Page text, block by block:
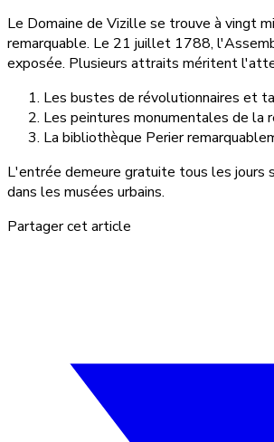
Le Domaine de Vizille se trouve à vingt
remarquable. Le 21 juillet 1788,
exposée. Plusieurs attraits méritent
Les bustes de révolutionnaires et
Les peintures monumentales de la
La bibliothèque Perier
L'entrée demeure gratuite tous les jours
dans les musées urbains.
Partager cet article